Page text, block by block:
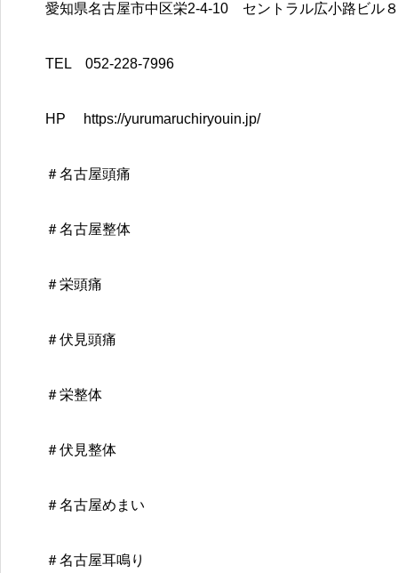
愛知県名古屋市中区栄2-4-10 セントラル広小路ビル
TEL 052-228-7996
HP https://yurumaruchiryouin.jp/
＃名古屋頭痛
＃名古屋整体
＃栄頭痛
＃伏見頭痛
＃栄整体
＃伏見整体
＃名古屋めまい
＃名古屋耳鳴り